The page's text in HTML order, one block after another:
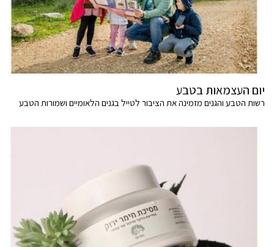
יום העצמאות בטבע
רשות הטבע והגנים מזמינה את הציבור לטייל בגנים הלאומיים ושמורות הטבע